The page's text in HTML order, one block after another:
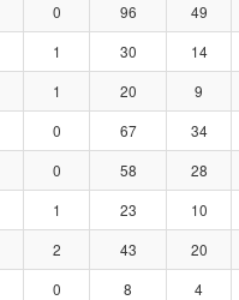
0 96 49
1 30 14
1 20 9
0 67 34
0 58 28
1 23 10
2 43 20
0 8 4